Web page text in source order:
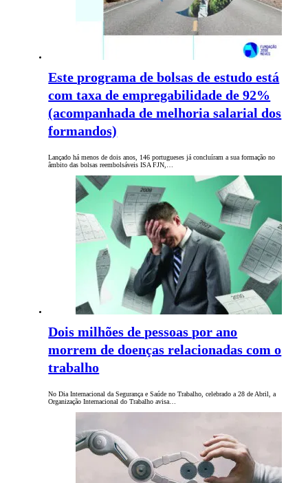
Este programa de bolsas de estudo está
com taxa de empregabilidade de 92%
(acompanhada de melhoria salarial dos
formandos)
Lançado há menos de dois anos, 146 portugueses já concluíram a sua formação no
âmbito das bolsas reembolsáveis ISA FJN,…
Dois milhões de pessoas por ano
morrem de doenças relacionadas com o
trabalho
No Dia Internacional da Segurança e Saúde no Trabalho, celebrado a 28 de Abril, a
Organização Internacional do Trabalho avisa…